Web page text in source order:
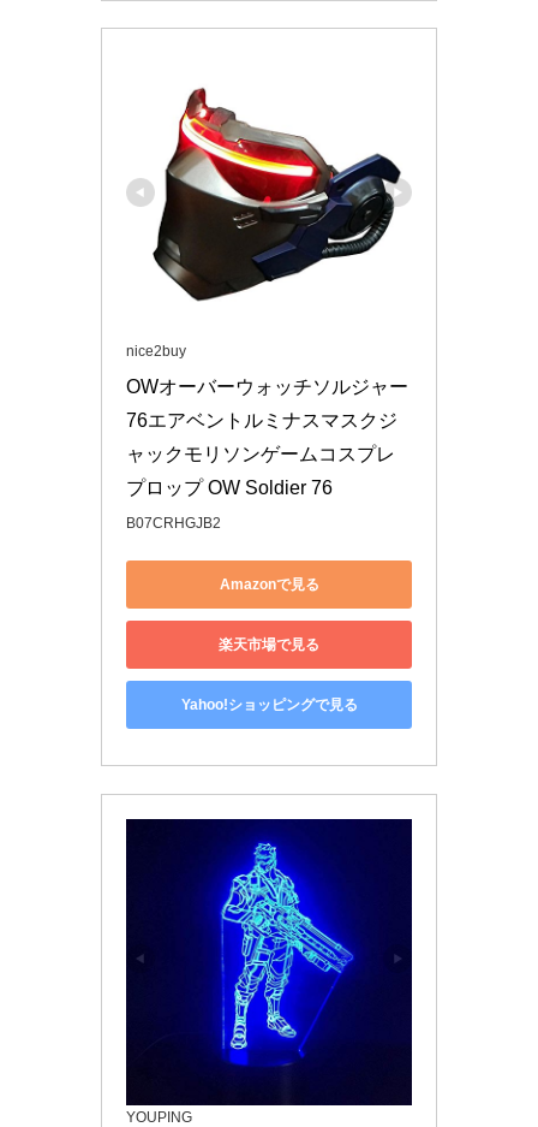
nice2buy
OWオーバーウォッチソルジャー
76エアベントルミナスマスクジ
ャックモリソンゲームコスプレ
プロップ OW Soldier 76
B07CRHGJB2
Amazonで見る
楽天市場で見る
Yahoo!ショッピングで見る
YOUPING